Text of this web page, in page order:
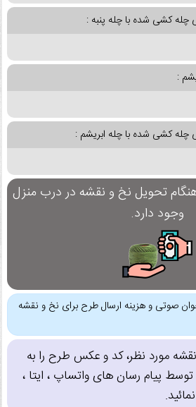
کشی شده با چله پنبه :
:
کشی شده با چله ابریشم :
تحویل نخ و نقشه در درب منزل
وجود دارد.
صوتی و هزینه ارسال طرح برای نخ و نقشه
مورد نظر، کد و عکس طرح را به
توسط پیام رسان های واتساپ ، ایتا ،